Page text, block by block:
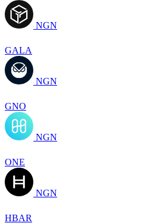
NGN
GALA
NGN
GNO
NGN
ONE
NGN
HBAR